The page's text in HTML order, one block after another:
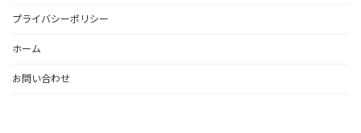
プライバシーポリシー
ホーム
お問い合わせ